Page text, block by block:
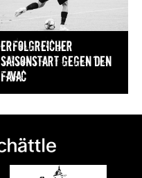
Erfolgreicher
Saisonstart gegen den
FavAC